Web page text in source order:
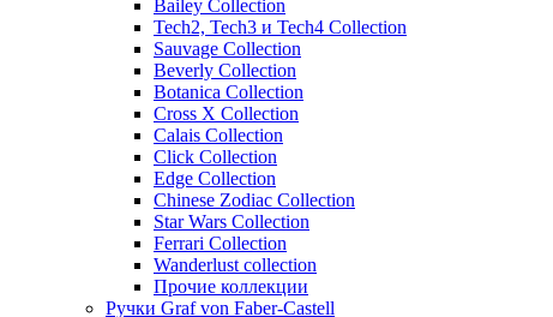
Bailey Collection
Tech2, Tech3 и Tech4 Collection
Sauvage Collection
Beverly Collection
Botanica Collection
Cross X Collection
Calais Collection
Click Collection
Edge Collection
Chinese Zodiac Collection
Star Wars Collection
Ferrari Collection
Wanderlust collection
Прочие коллекции
Ручки Graf von Faber-Castell